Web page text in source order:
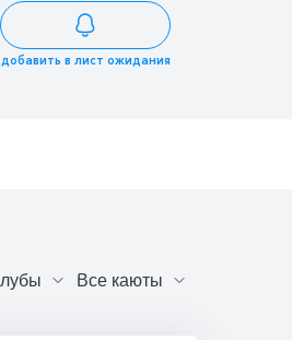
33 250
28 690
добавить в лист ожидания